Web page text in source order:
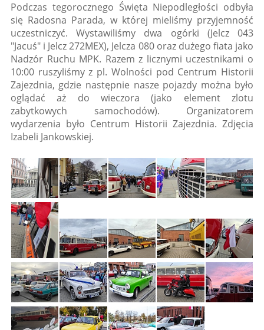
Podczas tegorocznego Święta Niepodległości odbyła
się Radosna Parada, w której mieliśmy przyjemność
uczestniczyć. Wystawiliśmy dwa ogórki (Jelcz 043
"Jacuś" i Jelcz 272MEX), Jelcza 080 oraz dużego fiata jako
Nadzór Ruchu MPK. Razem z licznymi uczestnikami o
10:00 ruszyliśmy z pl. Wolności pod Centrum Historii
Zajezdnia, gdzie następnie nasze pojazdy można było
oglądać aż do wieczora (jako element zlotu
zabytkowych samochodów). Organizatorem
wydarzenia było Centrum Historii Zajezdnia. Zdjęcia
Izabeli Jankowskiej.